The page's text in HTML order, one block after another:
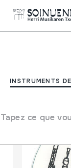
INSTRUMENTS
Tapez ce que
Filtrer